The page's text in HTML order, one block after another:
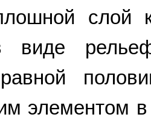
слой
элементом